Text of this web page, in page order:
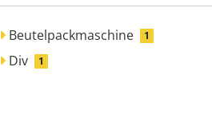
Beutelpackmaschine 1
Div 1